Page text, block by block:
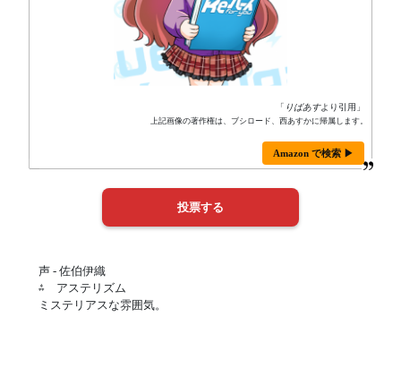
「 りばあすより引用」
上記画像の著作権は、ブシロード、西あすかに帰属します。
Amazon で検索 ▶
声 - 佐伯伊織
⁂ アステリズム
ミステリアスな雰囲気。